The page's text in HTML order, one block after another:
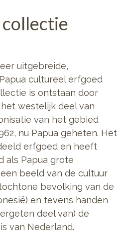
uitgebreide,
cultureel erfgoed
is ontstaan door
westelijk deel van
van het gebied
nu Papua geheten. Het
erfgoed en heeft
als Papua grote
beeld van de cultuur
bevolking van de
en tevens handen
deel van) de
van Nederland.